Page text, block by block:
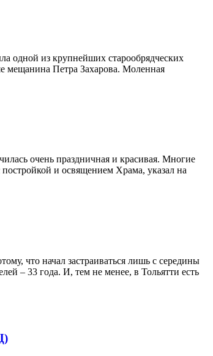
одной из крупнейших старообрядческих
мещанина Петра Захарова. Моленная
очень праздничная и красивая. Многие
и освящением Храма, указал на
что начал застраиваться лишь с середины
– 33 года. И, тем не менее, в Тольятти есть